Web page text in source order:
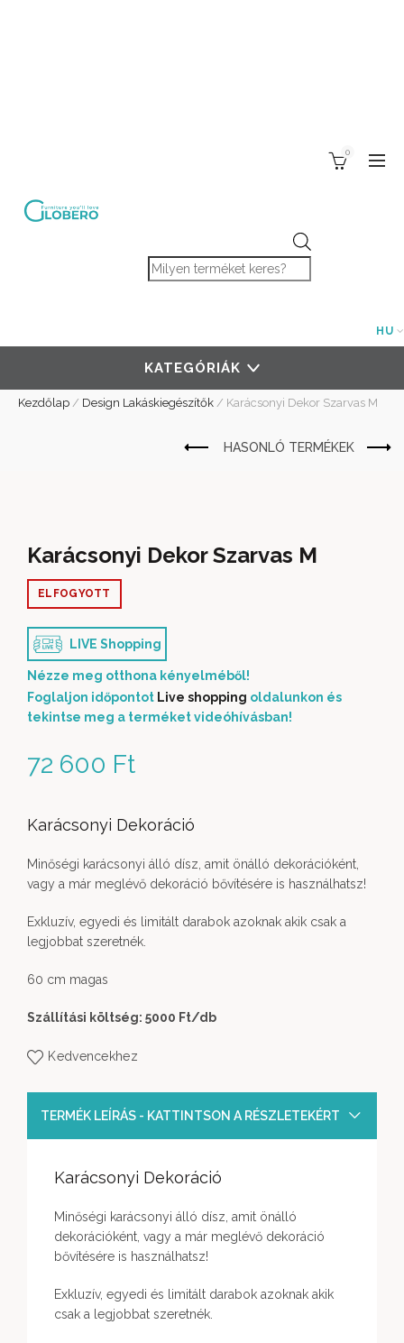
Products search
0
HU
KATEGÓRIÁK
Kezdőlap / Design Lakáskiegészítők / Karácsonyi Dekor Szarvas M
Karácsonyi Dekor Szarvas M
72 600 Ft
ELFOGYOTT
LIVE Shopping
Nézze meg otthona kényelméből!
Foglaljon időpontot Live shopping oldalunkon és
tekintse meg a terméket videóhívásban!
Karácsonyi Dekoráció
Minőségi karácsonyi álló dísz, amit önálló dekorációként,
vagy a már meglévő dekoráció bővítésére is használhatsz!
Exkluzív, egyedi és limitált darabok azoknak akik csak a
legjobbat szeretnék.
60 cm magas
Szállítási költség: 5000 Ft/db
Kedvencekhez
TERMÉK LEÍRÁS - KATTINTSON A RÉSZLETEKÉRT
Karácsonyi Dekoráció
Minőségi karácsonyi álló dísz, amit önálló
dekorációként, vagy a már meglévő dekoráció
bővítésére is használhatsz!
Exkluzív, egyedi és limitált darabok azoknak akik
csak a legjobbat szeretnék.